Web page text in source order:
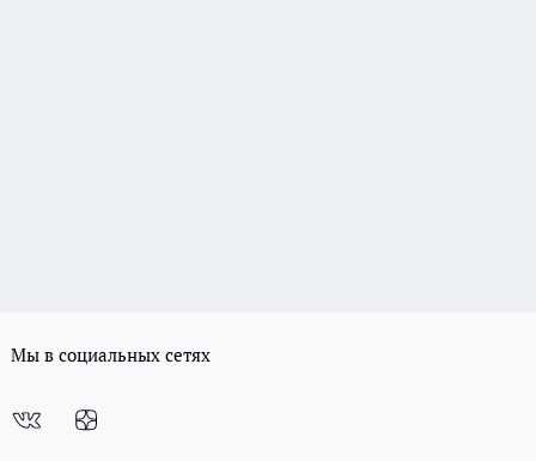
Мы в социальных сетях